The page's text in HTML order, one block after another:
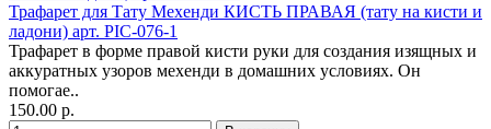
Трафарет для Тату Мехенди КИСТЬ ПРАВАЯ (тату на кисти и
ладони) арт. PIC-076-1
Трафарет в форме правой кисти руки для создания изящных и
аккуратных узоров мехенди в домашних условиях. Он
помогае..
150.00 р.